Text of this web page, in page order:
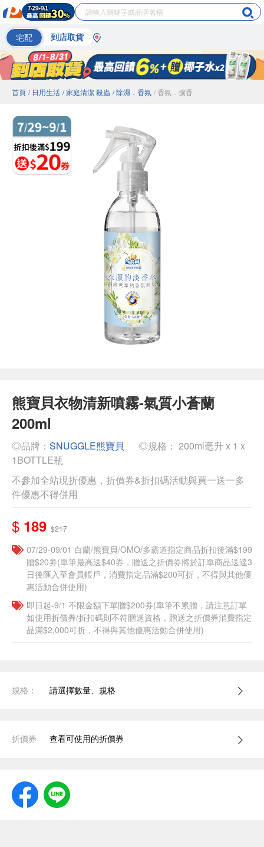
宅配 到店取貨
首頁 / 日用生活 / 家庭清潔 殺蟲 / 除濕．香氛 / 香氛．擴香
熊寶貝衣物清新噴霧-氣質小蒼蘭
200ml
◎品牌： SNUGGLE熊寶貝
◎規格： 200ml毫升 x 1 x
1BOTTLE瓶
不參加全站現折優惠，折價券&折扣碼活動與買一送一多
件優惠不得併用
$ 189 $217
07/29-09/01 白蘭/熊寶貝/OMO/多霸道指定商品折扣後滿$199
贈$20劵(單筆最高送$40券，贈送之折價券將於訂單商品送達3
日後匯入至會員帳戶，消費指定品滿$200可折，不得與其他優
惠活動合併使用)
即日起-9/1 不限金額下單贈$200券(單筆不累贈，請注意訂單
如使用折價券/折扣碼則不符贈送資格，贈送之折價券消費指定
品滿$2,000可折，不得與其他優惠活動合併使用)
規格： 請選擇數量、規格
折價券 查看可使用的折價券